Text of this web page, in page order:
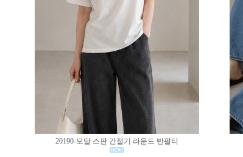
20190-모달 스판 간절기 라운드 반팔티